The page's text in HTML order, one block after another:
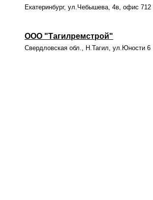
Екатеринбург, ул.Чебышева, 4в, офис 712
ООО "Тагилремстрой"
Свердловская обл., Н.Тагил, ул.Юности 6